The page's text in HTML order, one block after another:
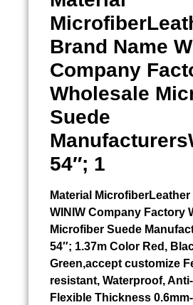
Brand Name
Company
Wholesale
Suede
54″; 1
Material
WINIW Company Factory
Microfiber Suede
54″; 1.37m Color Red,
Green,accept customize
resistant, Waterproof,
Flexible Thickness